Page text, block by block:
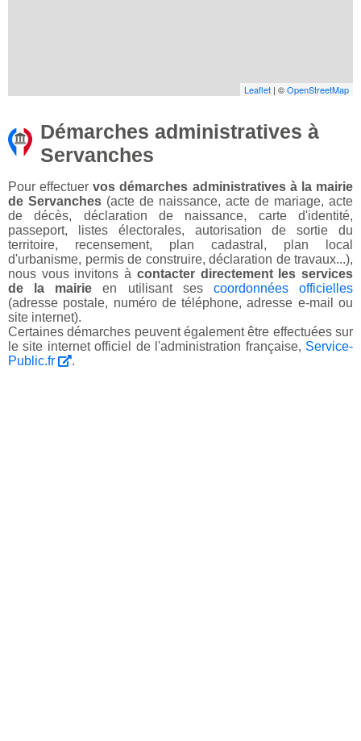
Leaflet | ©OpenStreetMap
Démarches administratives à
Servanches
Pour effectuervos démarches administratives à la mairie
de Servanches (acte de naissance, acte de mariage, acte
de décès, déclaration de naissance, carte d'identité,
passeport, listes électorales, autorisation de sortie du
territoire, recensement, plan cadastral, plan local
d'urbanisme, permis de construire, déclaration de travaux...),
nous vous invitons à contacter directement les services
de la mairie en utilisant ses coordonnées officielles
(adresse postale, numéro de téléphone, adresse e-mail ou
site internet).
Certaines démarches peuvent également être effectuées sur
le site internet officiel de l'administration française, Service-
Public.fr
.